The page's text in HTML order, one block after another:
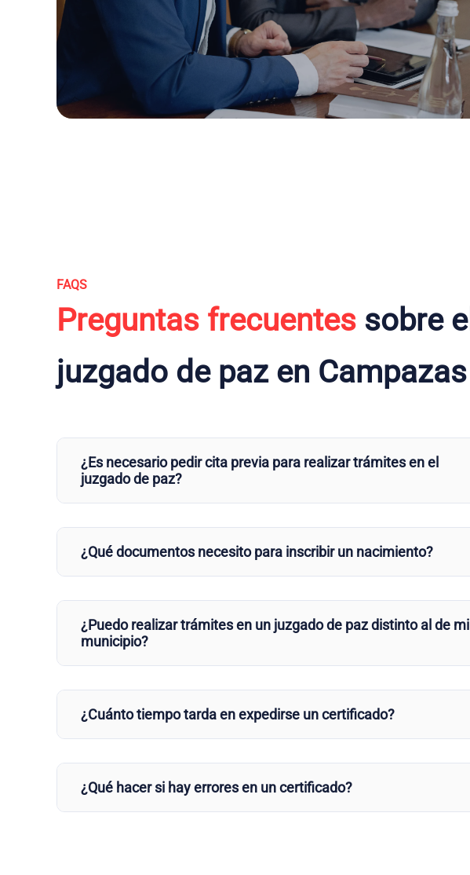
FAQS
Preguntas frecuentes sobre el
juzgado de paz en Campazas
¿Es necesario pedir cita previa para realizar trámites en el
juzgado de paz?
¿Qué documentos necesito para inscribir un nacimiento?
¿Puedo realizar trámites en un juzgado de paz distinto al de mi
municipio?
¿Cuánto tiempo tarda en expedirse un certificado?
¿Qué hacer si hay errores en un certificado?